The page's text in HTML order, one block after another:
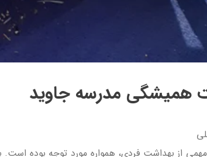
همیشگی مدرسه جاوید
از بهداشت فردی، همواره مورد توجه بوده است.